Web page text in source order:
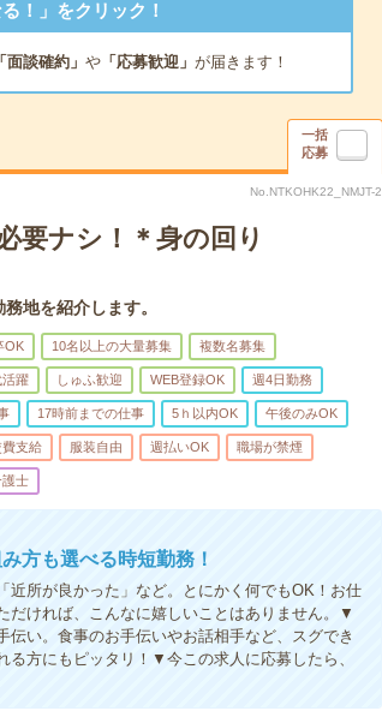
！」をクリック！
「面談確約」 や「応募歓迎」 が届きます！
一括
応募
No.NTKOHK22_NMJT-2
要ナシ！＊身の回り
地を紹介します。
OK 10名以上の大量募集 複数名募集
躍 しゅふ歓迎 WEB登録OK 週4日勤務
17時前までの仕事 5ｈ以内OK 午後のみOK
費支給 服装自由 週払いOK 職場が禁煙
護士
方も選べる時短勤務！
所が良かった」など。とにかく何でもOK！お仕
だければ、こんなに嬉しいことはありません。▼
い。食事のお手伝いやお話相手など、スグでき
方にもピッタリ！▼今この求人に応募したら、